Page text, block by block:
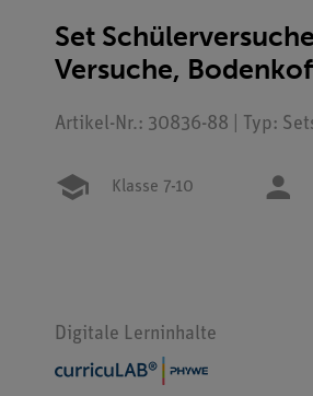
Set
Versuche,
Artikel-Nr.: 30836-88 | Typ:
Klasse 7-10
Digitale Lerninhalte